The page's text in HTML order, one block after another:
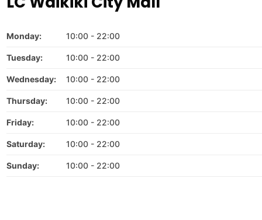
Monday: 10:00 - 22:00
Tuesday: 10:00 - 22:00
Wednesday: 10:00 - 22:00
Thursday: 10:00 - 22:00
Friday: 10:00 - 22:00
Saturday: 10:00 - 22:00
Sunday: 10:00 - 22:00